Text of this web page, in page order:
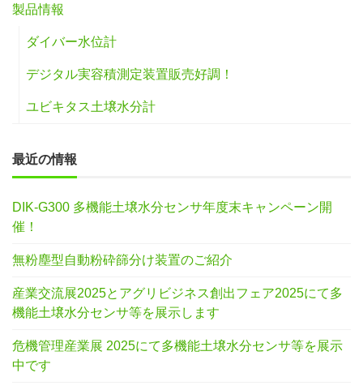
製品情報
ダイバー水位計
デジタル実容積測定装置販売好調！
ユビキタス土壌水分計
最近の情報
DIK-G300 多機能土壌水分センサ年度末キャンペーン開
催！
無粉塵型自動粉砕篩分け装置のご紹介
産業交流展2025とアグリビジネス創出フェア2025にて多
機能土壌水分センサ等を展示します
危機管理産業展 2025にて多機能土壌水分センサ等を展示
中です